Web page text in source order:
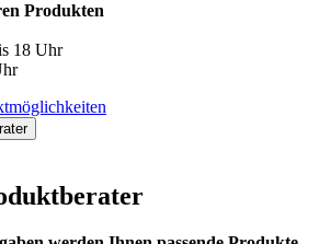
Produkten
18 Uhr